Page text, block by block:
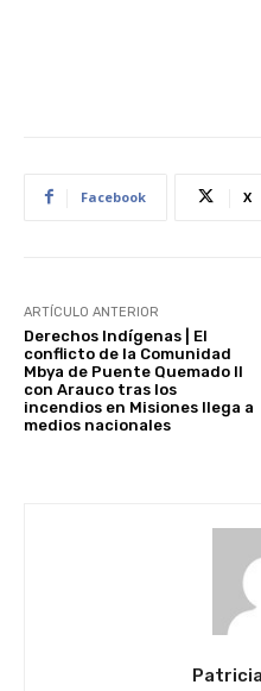
Facebook X
ARTÍCULO ANTERIOR
Derechos Indígenas | El
conflicto de la Comunidad
Mbya de Puente Quemado II
con Arauco tras los
incendios en Misiones llega a
medios nacionales